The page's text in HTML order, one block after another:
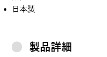
日本製
製品詳細